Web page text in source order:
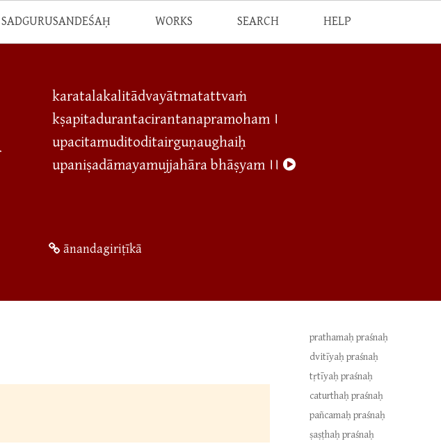
SADGURUSANDEŚAḤ WORKS SEARCH HELP
karatalakalitādvayātmatattvaṁ
kṣapitadurantacirantanapramoham ।
upacitamuditoditairguṇaughaiḥ
upaniṣadāmayamujjahāra bhāṣyam ।।
ānandagiriṭīkā
prathamaḥ praśnaḥ
dvitīyaḥ praśnaḥ
tṛtīyaḥ praśnaḥ
caturthaḥ praśnaḥ
pañcamaḥ praśnaḥ
ṣaṣṭhaḥ praśnaḥ